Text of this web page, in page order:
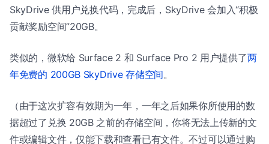
SkyDrive 供用户兑换代码，完成后，SkyDrive 会加入“积极
贡献奖励空间”20GB。
类似的，微软给 Surface 2 和 Surface Pro 2 用户提供了两
年免费的 200GB SkyDrive 存储空间。
（由于这次扩容有效期为一年，一年之后如果你所使用的数
据超过了兑换 20GB 之前的存储空间，你将无法上传新的文
件或编辑文件，仅能下载和查看已有文件。不过可以通过购